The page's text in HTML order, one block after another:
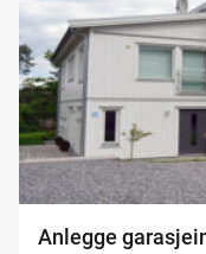
Anlegge